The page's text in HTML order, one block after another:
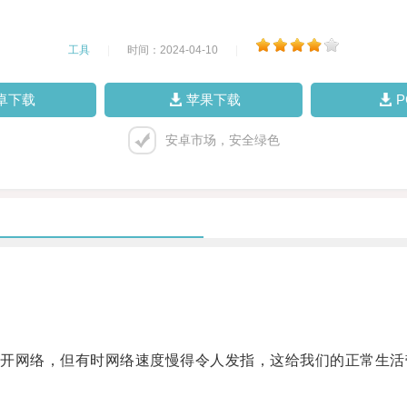
工具 时间：2024-04-10
下载 苹果下载
安卓市场，安全绿色
络，但有时网络速度慢得令人发指，这给我们的正常生活